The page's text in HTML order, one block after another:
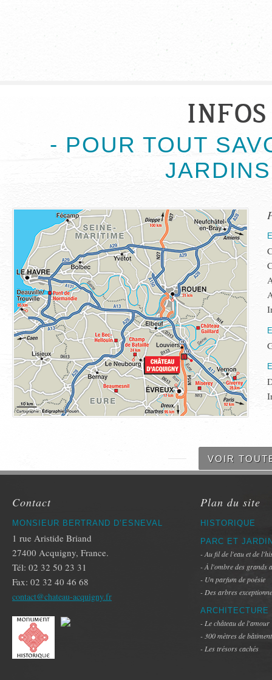
- POUR TOUT
VOIR
Contact
MONSIEUR BERTRAND D’ESNEVAL
1 rue Aristide Briand
27400 Acquigny, France.
Tél: 02 32 50 23 31
Fax: 02 32 40 46 68
contact@chateau-acquigny.fr
Plan du site
HISTORIQUE
PARC ET
- Au fil de l'eau et de
- À l'ombre des grands
- Un parfum de poésie
- Des arbres
ARCHITECTURE
- Le château de l'amour
- 300 mètres de
- Les trésors cachés